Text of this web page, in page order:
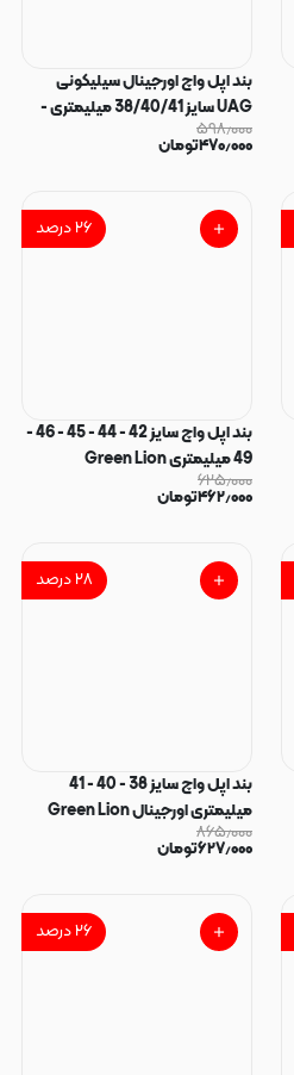
بند اپل واچ اورجینال سیلیکونی
UAG سایز 38/40/41 میلیمتری -
آبی کد 140347
۵۹۸٫۰۰۰
۴۷۰٫۰۰۰تومان
۲۶درصد
بند اپل واچ سایز 42 - 44 - 45 - 46 -
49 میلیمتری Green Lion
۶۲۵٫۰۰۰
۴۶۲٫۰۰۰تومان
۲۸درصد
بند اپل واچ سایز 38 - 40 - 41
میلیمتری اورجینال Green Lion
۸۶۵٫۰۰۰
۶۲۷٫۰۰۰تومان
۲۶درصد